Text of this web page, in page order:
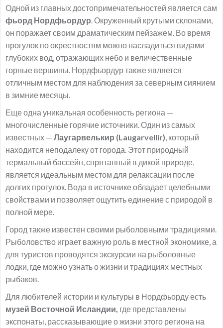
Одной из главных достопримечательностей является сам
фьорд Нордфьордур . Окруженный крутыми склонами,
он поражает своим драматическим пейзажем. Во время
прогулок по окрестностям можно насладиться видами
глубоких вод, отражающих небо и величественные
горные вершины. Нордфьордур также является
отличным местом для наблюдения за северным сиянием
в зимние месяцы.
Еще одна уникальная особенность региона —
многочисленные горячие источники. Один из самых
известных — Лаугарвелькир (Laugarvellir) , который
находится неподалеку от города. Этот природный
термальный бассейн, спрятанный в дикой природе,
является идеальным местом для релаксации после
долгих прогулок. Вода в источнике обладает целебными
свойствами и позволяет ощутить единение с природой в
полной мере.
Город также известен своими рыболовными традициями.
Рыболовство играет важную роль в местной экономике, а
для туристов проводятся экскурсии на рыболовные
лодки, где можно узнать о жизни и традициях местных
рыбаков.
Для любителей истории и культуры в Нордфьорду есть
музей Восточной Исландии, где представлены
экспонаты, рассказывающие о жизни этого региона на